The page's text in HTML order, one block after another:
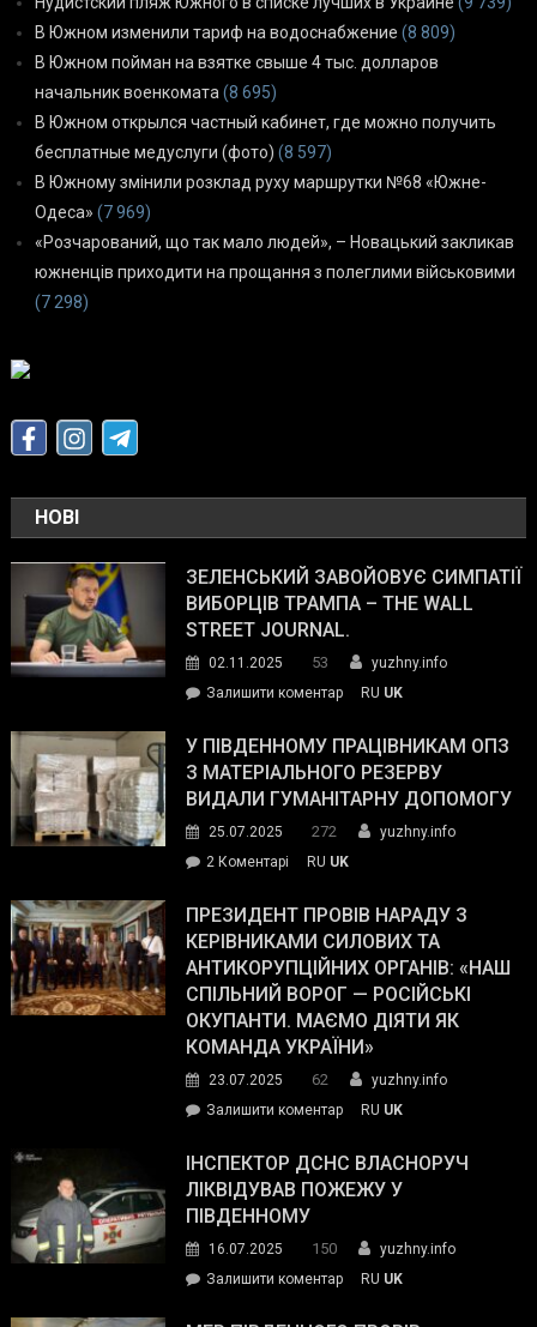
В Южном изменили тариф на водоснабжение (8 809)
В Южном пойман на взятке свыше 4 тыс. долларов
начальник военкомата (8 695)
В Южном открылся частный кабинет, где можно получить
бесплатные медуслуги (фото) (8 597)
В Южному змінили розклад руху маршрутки №68 «Южне-
Одеса» (7 969)
«Розчарований, що так мало людей», – Новацький закликав
южненців приходити на прощання з полеглими військовими
(7 298)
НОВІ
ЗЕЛЕНСЬКИЙ ЗАВОЙОВУЄ СИМПАТІЇ
ВИБОРЦІВ ТРАМПА – THE WALL
STREET JOURNAL.
02.11.2025 53
yuzhny.info
Залишити коментарon
завойовує
симпатії
виборців
The
Street
Journal.
RU UK
У ПІВДЕННОМУ ПРАЦІВНИКАМ ОПЗ
З МАТЕРІАЛЬНОГО РЕЗЕРВУ
ВИДАЛИ ГУМАНІТАРНУ ДОПОМОГУ
25.07.2025 272
yuzhny.info
2 Коментарі
Південному
працівникам
ОПЗ
з
матеріального
резерву
гуманітарну
допомогу
RU UK
ПРЕЗИДЕНТ ПРОВІВ НАРАДУ З
КЕРІВНИКАМИ СИЛОВИХ ТА
АНТИКОРУПЦІЙНИХ ОРГАНІВ: «НАШ
СПІЛЬНИЙ ВОРОГ — РОСІЙСЬКІ
ОКУПАНТИ. МАЄМО ДІЯТИ ЯК
КОМАНДА УКРАЇНИ»
23.07.2025 62
yuzhny.info
Залишити коментарon
провів
нараду
силових
та
RU UK
ІНСПЕКТОР ДСНС ВЛАСНОРУЧ
ЛІКВІДУВАВ ПОЖЕЖУ У
ПІВДЕННОМУ
16.07.2025 150
yuzhny.info
Залишити коментарon
RU UK